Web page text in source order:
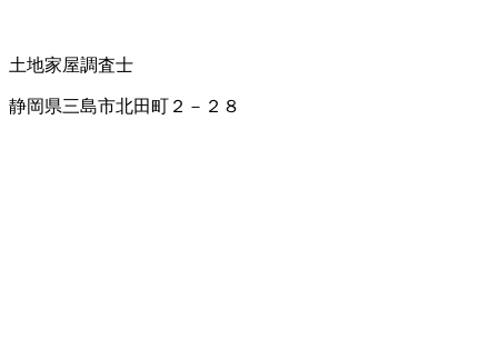
土地家屋調査士
静岡県三島市北田町２－２８